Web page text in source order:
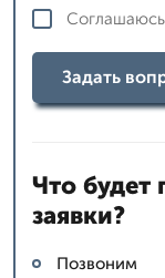
Задать
Что будет
заявки?
Позвоним